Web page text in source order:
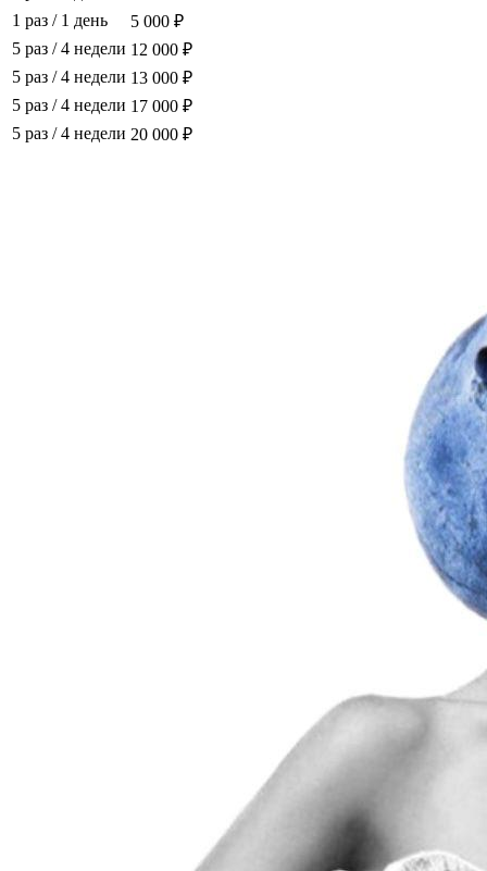
1 раз / 1 день
5 000 ₽
5 раз /4 недели 12 000 ₽
5 раз /4 недели 13 000 ₽
5 раз /4 недели 17 000 ₽
5 раз /4 недели 20 000 ₽